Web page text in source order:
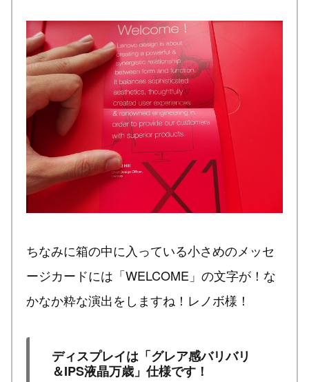
ちなみに箱の中に入っている小さめのメッセ
ージカードには「WELCOME」の文字が！な
かなか粋な演出をしますね！レノボ様！
ディスプレイは「グレア感バリバリ
＆IPS液晶万歳」仕様です！